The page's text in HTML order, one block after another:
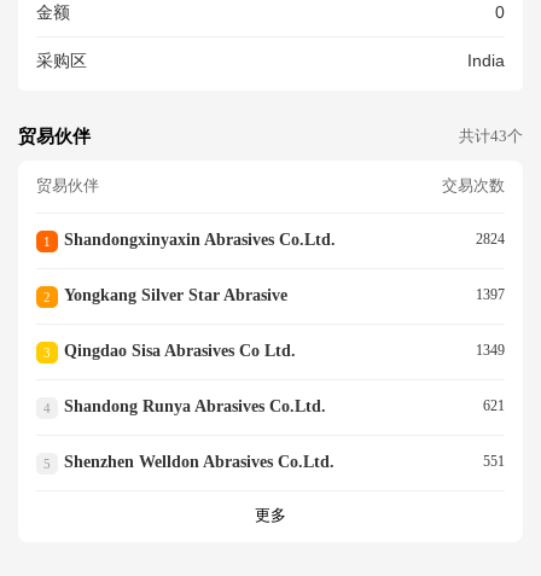
金额 0
采购区 India
贸易伙伴 共计43个
贸易伙伴 交易次数
1 Shandongxinyaxin Abrasives Co.ltd. 2824
2 Yongkang Silver Star Abrasive 1397
3 Qingdao Sisa Abrasives Co Ltd. 1349
4 Shandong Runya Abrasives Co.ltd. 621
5 Shenzhen Welldon Abrasives Co.ltd. 551
更多